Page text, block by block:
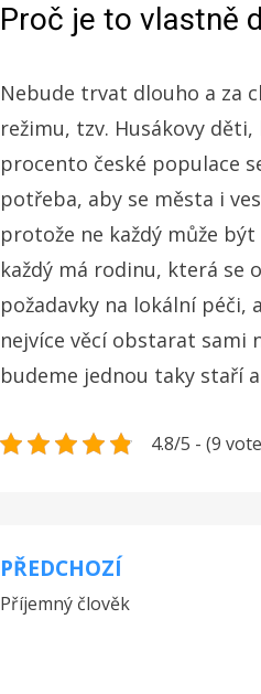
Proč je to vlastně
Nebude trvat dlouho a za
režimu, tzv. Husákovy
procento české populace
potřeba, aby se města i
protože ne každý může
každý má rodinu, která se
požadavky na lokální péči,
nejvíce věcí obstarat sami
budeme jednou taky staří
4.8/5 - (9
Navigace
pro
PŘEDCHOZÍ
Příjemný člověk